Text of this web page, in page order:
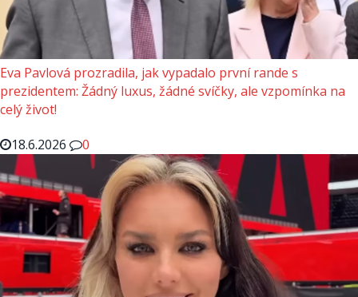
Eva Pavlová prozradila, jak vypadalo první rande s
prezidentem: Žádný luxus, žádné svíčky, ale vzpomínka na
celý život!
18.6.2026
0